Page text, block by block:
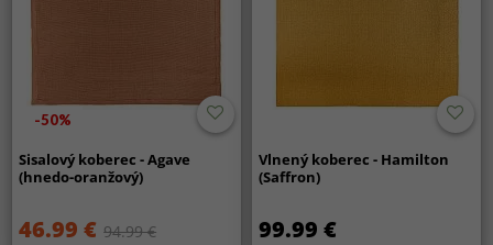
-50%
Sisalový koberec - Agave
(hnedo-oranžový)
46.99 € 94.99 €
Vlnený koberec - Hamilton
(Saffron)
99.99 €